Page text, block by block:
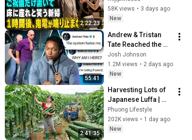
2:22:23
新婦は笑って「ご祝
儀だけ置いたら床に
w」夫は「帰ろう…」
私も黙って式場を後
にした――1時間後、
新婦から鬼のように
電話が鳴り始めた
58K views • 3 days ago
New
55:41
Andrew & Tristan
Tate Reached the
End of the Algorithm
Josh Johnson
1.2M views • 2 days ago
New
2:41:35
Harvesting Lots of
Japanese Luffa |
Taking Fresh Luffa
to the Countryside
Market
Phuong Lifestyle
202K views • 1 day ago
New